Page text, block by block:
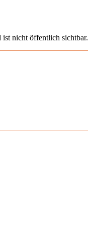
nicht öffentlich sichtbar.